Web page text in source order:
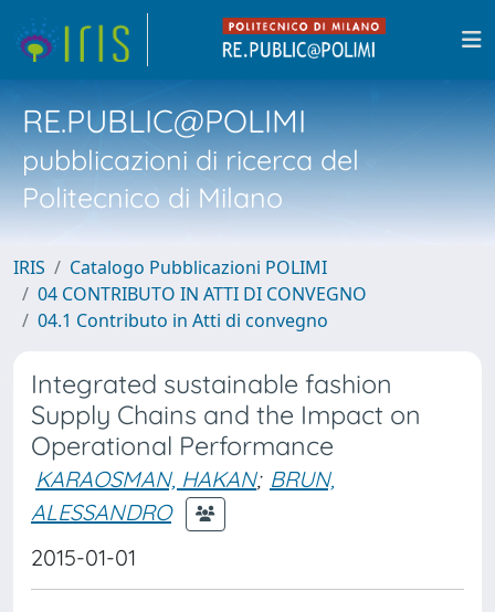
RE.PUBLIC@POLIMI
pubblicazioni di ricerca del
Politecnico di Milano
IRIS
Catalogo Pubblicazioni POLIMI
04 CONTRIBUTO IN ATTI DI CONVEGNO
04.1 Contributo in Atti di convegno
Integrated sustainable fashion
Supply Chains and the Impact on
Operational Performance
KARAOSMAN, HAKAN; BRUN,
ALESSANDRO
2015-01-01